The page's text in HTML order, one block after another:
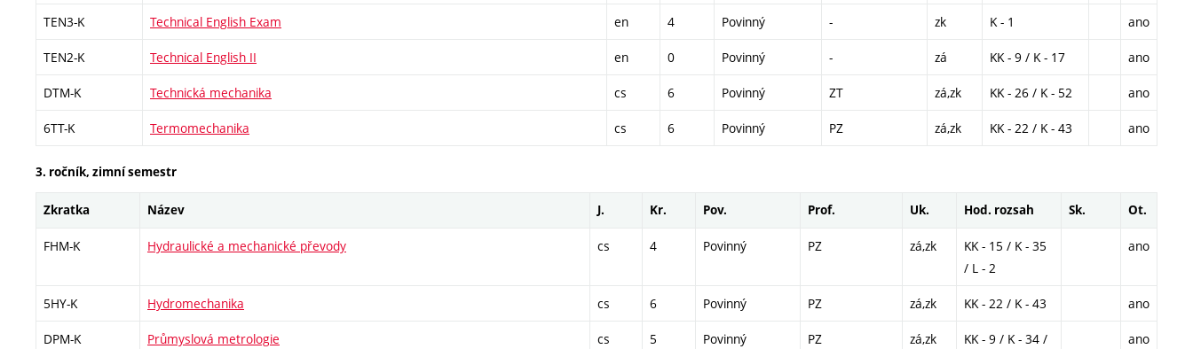
TEN3-K Technical English Exam en 4 Povinný - zk K - 1 ano
TEN2-K Technical English II en 0 Povinný - zá KK - 9 / K - 17 ano
DTM-K Technická mechanika cs 6 Povinný ZT zá,zk KK - 26 / K - 52 ano
6TT-K Termomechanika cs 6 Povinný PZ zá,zk KK - 22 / K - 43 ano
3. ročník, zimní semestr
Zkratka Název J. Kr. Pov. Prof. Uk. Hod. rozsah Sk. Ot.
FHM-K Hydraulické a mechanické převody cs 4 Povinný PZ zá,zk
KK - 15 / K - 35
/ L - 2
ano
5HY-K Hydromechanika cs 6 Povinný PZ zá,zk KK - 22 / K - 43 ano
DPM-K Průmyslová metrologie cs 5 Povinný PZ zá,zk
KK - 9 / K - 34 /
ano